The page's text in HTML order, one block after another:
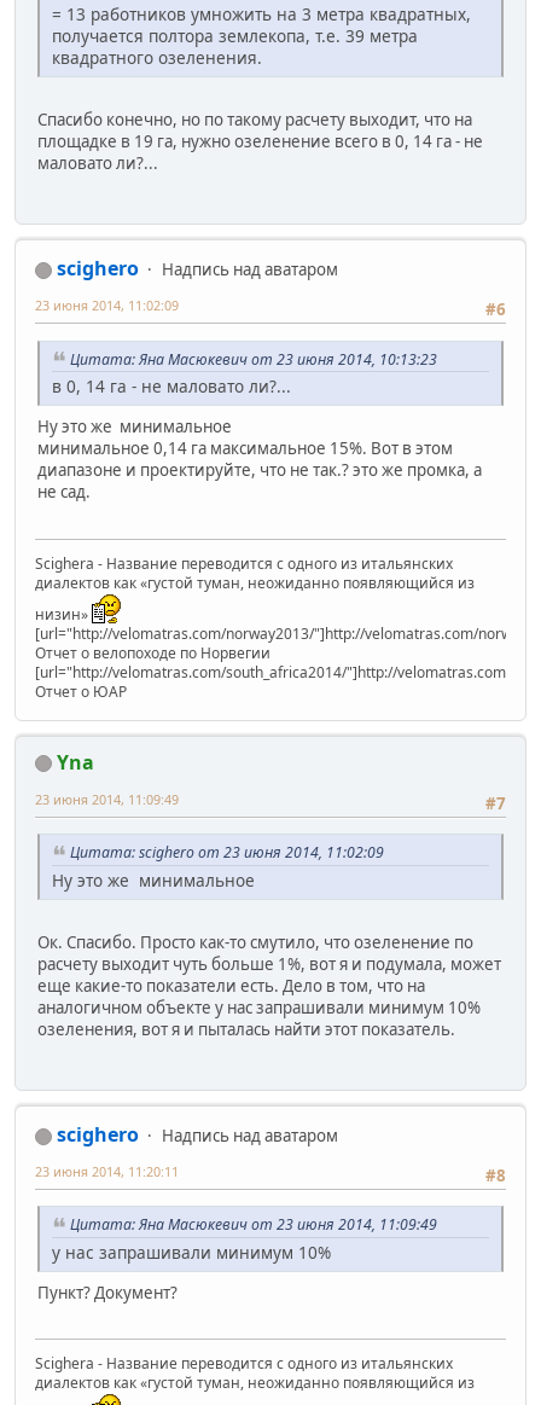
= 13 работников умножить на 3 метра квадратных,
получается полтора землекопа, т.е. 39 метра
квадратного озеленения.
Спасибо конечно, но по такому расчету выходит, что на
площадке в 19 га, нужно озеленение всего в 0, 14 га - не
маловато ли?...
scighero
Надпись над аватаром
#6
23 июня 2014, 11:02:09
Цитата: Яна Масюкевич от 23 июня 2014, 10:13:23
в 0, 14 га - не маловато ли?...
Ну это же минимальное
минимальное 0,14 га максимальное 15%. Вот в этом
диапазоне и проектируйте, что не так.? это же промка, а
не сад.
Scighera - Название переводится с одного из итальянских
диалектов как «густой туман, неожиданно появляющийся из
низин»
[url="http://velomatras.com/norway2013/"]http://velomatras.com/
Отчет о велопоходе по Норвегии
[url="http://velomatras.com/south_africa2014/"]http://velomatras.com/
Отчет о ЮАР
Yna
#7
23 июня 2014, 11:09:49
Цитата: scighero от 23 июня 2014, 11:02:09
Ну это же минимальное
Ок. Спасибо. Просто как-то смутило, что озеленение по
расчету выходит чуть больше 1%, вот я и подумала, может
еще какие-то показатели есть. Дело в том, что на
аналогичном объекте у нас запрашивали минимум 10%
озеленения, вот я и пыталась найти этот показатель.
scighero
Надпись над аватаром
#8
23 июня 2014, 11:20:11
Цитата: Яна Масюкевич от 23 июня 2014, 11:09:49
у нас запрашивали минимум 10%
Пункт? Документ?
Scighera - Название переводится с одного из итальянских
диалектов как «густой туман, неожиданно появляющийся из